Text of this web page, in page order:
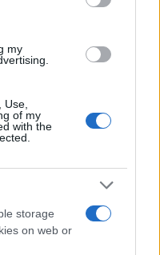
my
of my
with the
storage
on web or
ενέργεια 6